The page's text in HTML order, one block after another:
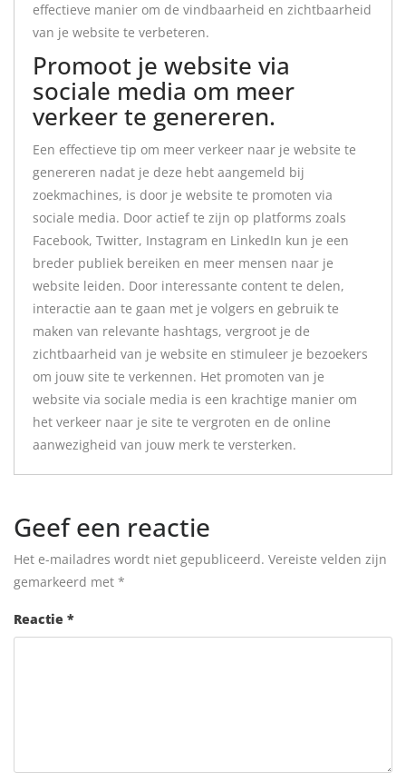
effectieve manier om de vindbaarheid en zichtbaarheid
van je website te verbeteren.
Promoot je website via
sociale media om meer
verkeer te genereren.
Een effectieve tip om meer verkeer naar je website te
genereren nadat je deze hebt aangemeld bij
zoekmachines, is door je website te promoten via
sociale media. Door actief te zijn op platforms zoals
Facebook, Twitter, Instagram en LinkedIn kun je een
breder publiek bereiken en meer mensen naar je
website leiden. Door interessante content te delen,
interactie aan te gaan met je volgers en gebruik te
maken van relevante hashtags, vergroot je de
zichtbaarheid van je website en stimuleer je bezoekers
om jouw site te verkennen. Het promoten van je
website via sociale media is een krachtige manier om
het verkeer naar je site te vergroten en de online
aanwezigheid van jouw merk te versterken.
Geef een reactie
Het e-mailadres wordt niet gepubliceerd. Vereiste velden zijn
gemarkeerd met *
Reactie *